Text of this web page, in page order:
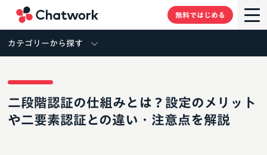
無料ではじめる
カテゴリーから探す
二段階認証の仕組みとは？設定のメリット
や二要素認証との違い・注意点を解説